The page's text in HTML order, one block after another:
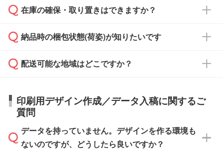
校や幼稚園・保育園であれば、同様の条件でご
ご希望の際は担当スタッフまでお気軽にご相談
ください。
たは注文フォームの『ご注文に関する備考欄』
ご入金確認後、1～2営業日で出荷いたしま
タッフまでお問い合わせください。
ル」に注文予定日をご入力いただくと、おおよ
その締切日や出荷目安をご確認いただけます。
ご希望の納期がある場合は、お問い合わせ・お
い。
応が可能かご案内いたします。
す。>>対象商品はこちら
※最短出荷日は商品によって異なります。各商
品ページにてご確認ください
在庫の確保・取り置きはできますか？
ご入金確認後に在庫を確保し、注文確定のご連
はできかねますので予めご了承ください。
納品時の梱包状態(荷姿)が知りたいです
商品によって異なります。各ページにある商品
す。(白箱、化粧箱、ブリスターパックなど)
【袋入り】 商品がひとつずつ袋に入っていま
す。(透明袋、デザイン袋など)
【個包装なし】 個包装がされていない状態で
配送可能な地域はどこですか？
日本全国へお届けが可能です。なお、海外への
直接納品は行っておりませんので予めご了承く
ださい。
印刷用デザイン作成／データ入稿に関するご
質問
データを持っていません。デザインを作る環境も
ないのですが、どうしたら良いですか？